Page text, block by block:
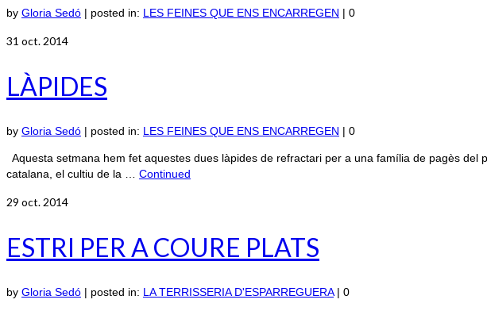
by Gloria Sedó | posted in: LES FEINES QUE ENS ENCARREGEN | 0
31 oct. 2014
LÀPIDES
by Gloria Sedó | posted in: LES FEINES QUE ENS ENCARREGEN | 0
Aquesta setmana hem fet aquestes dues làpides de refractari per a una família de pagès
catalana, el cultiu de la … Continued
29 oct. 2014
ESTRI PER A COURE PLATS
by Gloria Sedó | posted in: LA TERRISSERIA D'ESPARREGUERA | 0